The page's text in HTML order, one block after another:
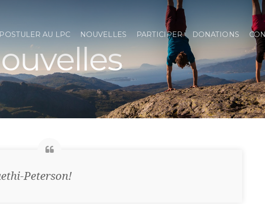
POSTULER AU LPC NOUVELLES PARTICIPER DONATIONS
Peterson!